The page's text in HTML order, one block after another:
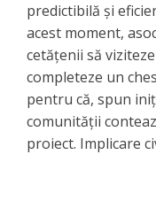
predictibilă și
acest moment,
cetățenii să
completeze un
pentru că, spun
comunității
proiect. Implicare